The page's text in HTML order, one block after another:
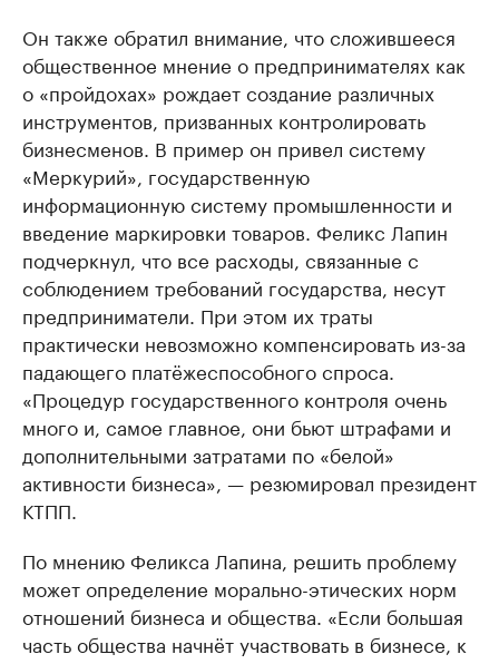
Он также обратил внимание, что сложившееся
общественное мнение о предпринимателях как
о «пройдохах» рождает создание различных
инструментов, призванных контролировать
бизнесменов. В пример он привел систему
«Меркурий», государственную
информационную систему промышленности и
введение маркировки товаров. Феликс Лапин
подчеркнул, что все расходы, связанные с
соблюдением требований государства, несут
предприниматели. При этом их траты
практически невозможно компенсировать из-за
падающего платёжеспособного спроса.
«Процедур государственного контроля очень
много и, самое главное, они бьют штрафами и
дополнительными затратами по «белой»
активности бизнеса», — резюмировал президент
КТПП.
По мнению Феликса Лапина, решить проблему
может определение морально-этических норм
отношений бизнеса и общества. «Если большая
часть общества начнёт участвовать в бизнесе, к